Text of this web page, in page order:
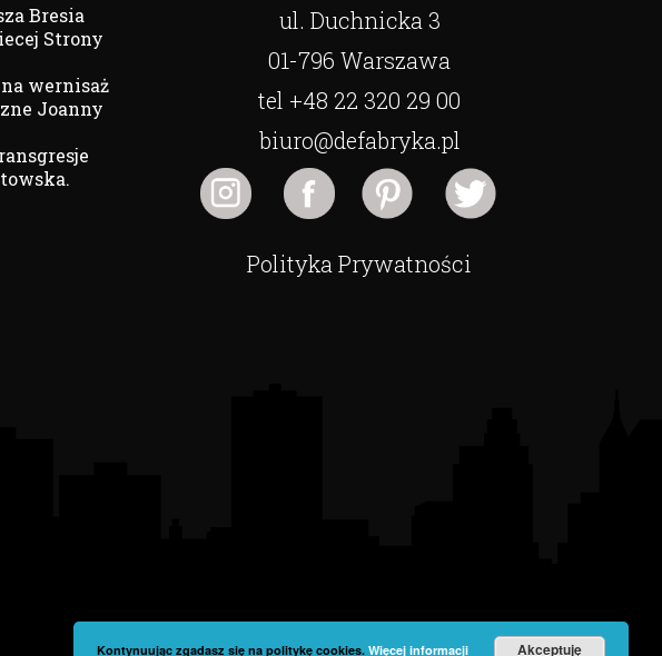
Bresia
Strony
na wernisaż
Joanny
ul. Duchnicka 3
01-796 Warszawa
tel +48 22 320 29 00
biuro@defabryka.pl
Polityka Prywatności
Kontynuując zgadasz się na politykę cookies. Więcej informacji Akceptuję